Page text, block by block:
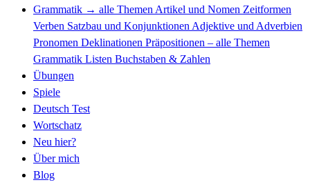
Grammatik → alle Themen Artikel und Nomen Zeitformen
Verben Satzbau und Konjunktionen Adjektive und Adverbien
Pronomen Deklinationen Präpositionen – alle Themen
Grammatik Listen Buchstaben & Zahlen
Übungen
Spiele
Deutsch Test
Wortschatz
Neu hier?
Über mich
Blog